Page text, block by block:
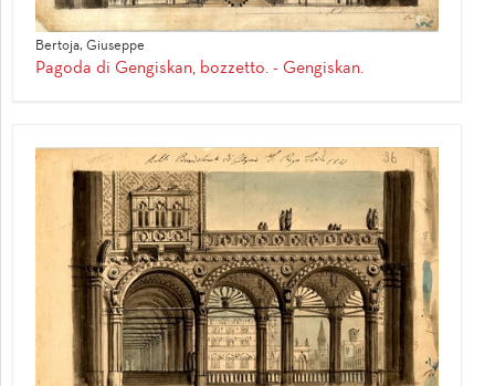
Bertoja, Giuseppe
Pagoda di Gengiskan, bozzetto. - Gengiskan.